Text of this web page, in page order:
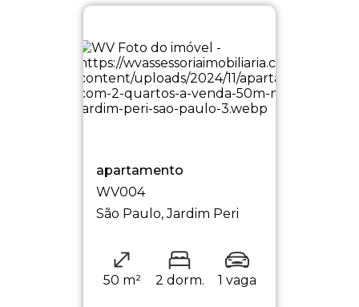
apartamento
WV004
São Paulo, Jardim Peri
50 m² 2 dorm. 1 vaga